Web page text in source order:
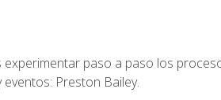
paso a paso los
Preston Bailey.